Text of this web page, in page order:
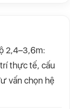
2,4–3,6m:
thực tế, cấu
vấn chọn hệ